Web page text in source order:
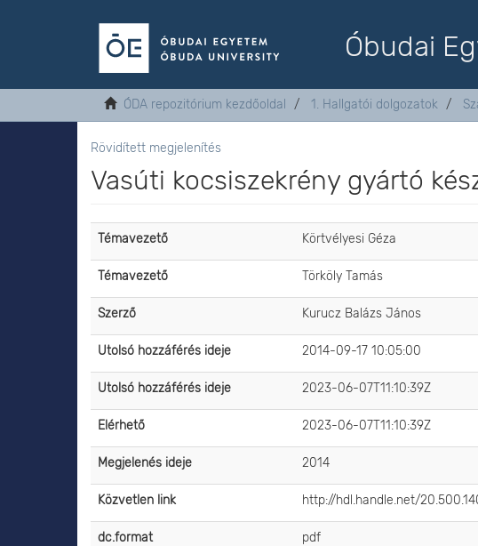
Óbudai
ÓDA repozitórium kezdőoldal 1. Hallgatói dolgozatok
Rövidített megjelenítés
Vasúti kocsiszekrény gyártó
Témavezető Körtvélyesi Géza
Témavezető Törköly Tamás
Szerző Kurucz Balázs János
Utolsó hozzáférés ideje 2014-09-17 10:05:00
Utolsó hozzáférés ideje 2023-06-07T11:10:39Z
Elérhető 2023-06-07T11:10:39Z
Megjelenés ideje 2014
Közvetlen link http://hdl.handle.net/
dc.format pdf